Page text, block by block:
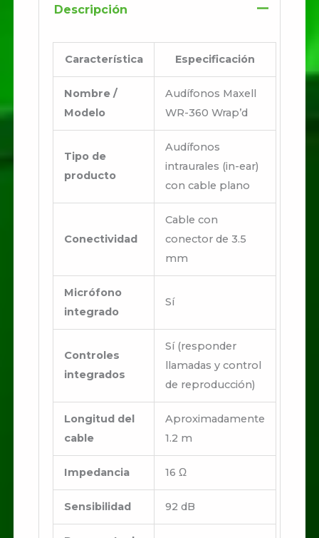
Descripción
Característica Especificación
Nombre /
Modelo
Audífonos Maxell
WR-360 Wrap’d
Tipo de
producto
Audífonos
intraurales (in-ear)
con cable plano
Conectividad
Cable con
conector de 3.5
mm
Micrófono
integrado
Sí
Controles
integrados
Sí (responder
llamadas y control
de reproducción)
Longitud del
cable
Aproximadamente
1.2 m
Impedancia 16 Ω
Sensibilidad 92 dB